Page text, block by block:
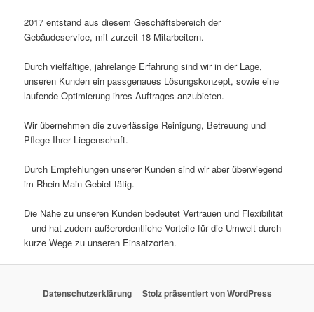
2017 entstand aus diesem Geschäftsbereich der
Gebäudeservice, mit zurzeit 18 Mitarbeitern.
Durch vielfältige, jahrelange Erfahrung sind wir in der Lage,
unseren Kunden ein passgenaues Lösungskonzept, sowie eine
laufende Optimierung ihres Auftrages anzubieten.
Wir übernehmen die zuverlässige Reinigung, Betreuung und
Pflege Ihrer Liegenschaft.
Durch Empfehlungen unserer Kunden sind wir aber überwiegend
im Rhein-Main-Gebiet tätig.
Die Nähe zu unseren Kunden bedeutet Vertrauen und Flexibilität
– und hat zudem außerordentliche Vorteile für die Umwelt durch
kurze Wege zu unseren Einsatzorten.
Datenschutzerklärung Stolz präsentiert von WordPress